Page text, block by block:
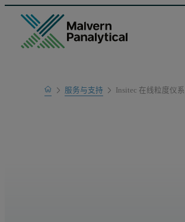
Home服务与支持
产品支持
Insitec 在线粒度仪